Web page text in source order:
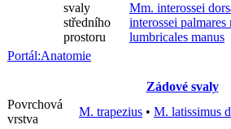
svaly
středního
prostoru
Mm. interossei
interossei palmares
lumbricales manus
Portál:Anatomie
Zádové svaly
Povrchová
vrstva
M. trapezius • M. latissimus